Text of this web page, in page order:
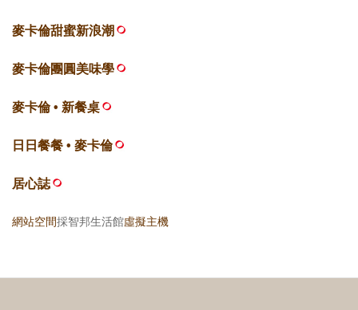
麥卡倫甜蜜新浪潮
麥卡倫團圓美味學
麥卡倫 • 新餐桌
日日餐餐 • 麥卡倫
居心誌
網站空間採智邦生活館虛擬主機